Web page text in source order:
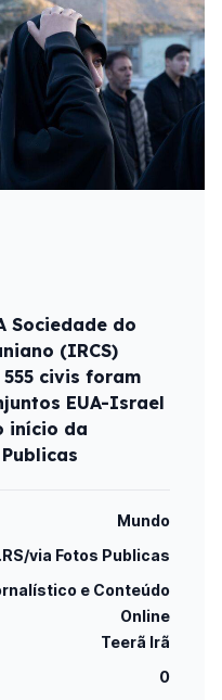
Sociedade do
(IRCS)
civis foram
EUA-Israel
início da
Mundo
.RS/via Fotos Publicas
e Conteúdo
Online
Teerã Irã
0